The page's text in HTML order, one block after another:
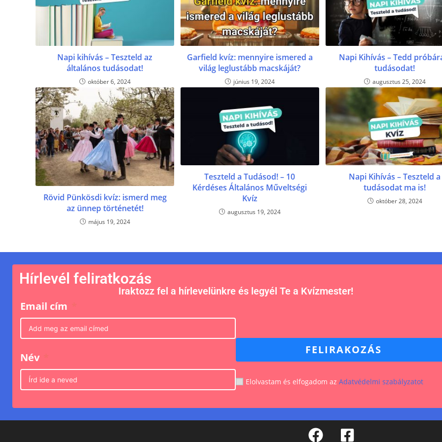
Napi kihívás – Teszteld az
általános tudásodat!
október 6, 2024
Garfield kvíz: mennyire ismered a
világ leglustább macskáját?
június 19, 2024
Napi Kihívás – Tedd
tudásodat!
augusztus 25, 2024
Rövid Pünkösdi kvíz: ismerd meg
az ünnep történetét!
május 19, 2024
Teszteld a Tudásod! – 10
Kérdéses Általános Műveltségi
Kvíz
augusztus 19, 2024
Napi Kihívás – Teszteld a
tudásodat ma is!
október 28, 2024
Hírlevél feliratkozás
Iraktozz fel a hírlevelünkre és legyél Te a Kvízmester!
Email cím
Név
FELIRAKOZÁS
Elolvastam és elfogadom az Adatvédelmi szabályzatot